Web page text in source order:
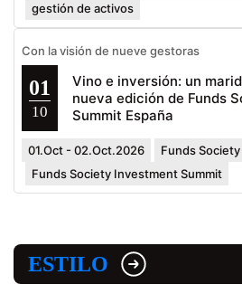
gestión de activos
Con la visión de nueve gestoras
01
10
Vino e inversión: un
nueva edición de Funds
Summit España
01.Oct - 02.Oct.2026
Funds Society
Funds Society Investment Summit
ESTILO